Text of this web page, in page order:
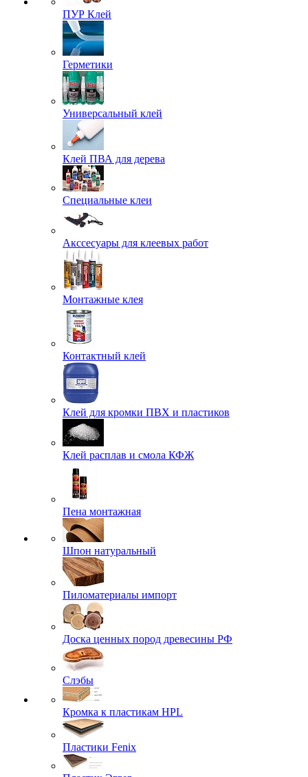
ПУР Клей
Герметики
Универсальный клей
Клей ПВА для дерева
Специальные клеи
Акссесуары для клеевых работ
Монтажные клея
Контактный клей
Клей для кромки ПВХ и пластиков
Клей расплав и смола КФЖ
Пена монтажная
Шпон натуральный
Пиломатериалы импорт
Доска ценных пород древесины РФ
Слэбы
Кромка к пластикам HPL
Пластики Fenix